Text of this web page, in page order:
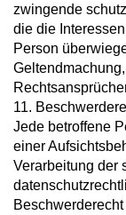
zwingende
die die
Person
11.
Jede betroffene
einer
Verarbeitung der